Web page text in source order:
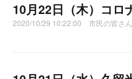
10月22日（木）コロ
2020/10/29 10:22:00 市民の皆さ